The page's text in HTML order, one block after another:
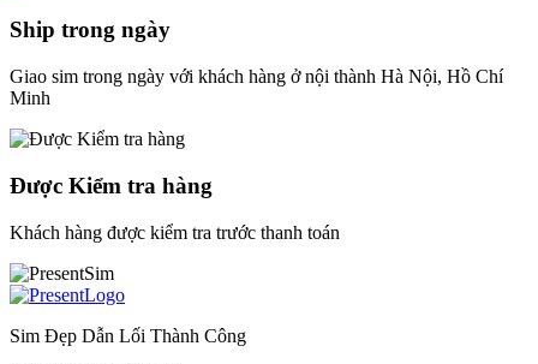
Ship trong ngày
Giao sim trong ngày với khách hàng ở nội thành Hà Nội, Hồ Chí
Minh
Được Kiểm tra hàng
Khách hàng được kiểm tra trước thanh toán
Sim Đẹp Dẫn Lối Thành Công